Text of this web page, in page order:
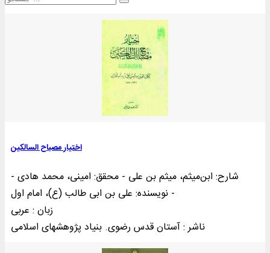
اختیار مصباح السالکین
شارح: ابن‌میثم، میثم بن علی - محقق: امینی، محمد هادی -
نویسنده: علی بن ابی طالب (ع)، امام اول -
زبان : عربی
ناشر : آستان قدس رضوی. بنياد پژوهشهای اسلامى